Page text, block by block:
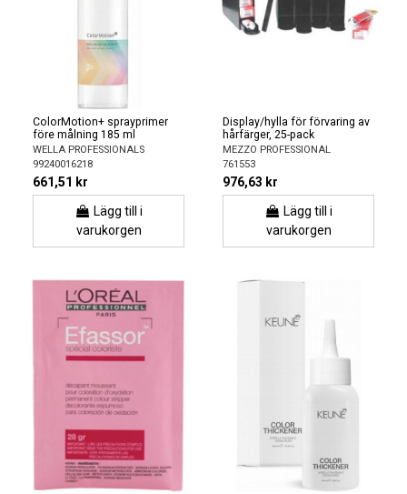
ColorMotion+ sprayprimer
före målning 185 ml
WELLA PROFESSIONALS
99240016218
661,51 kr
Lägg till i
varukorgen
Display/hylla för förvaring av
hårfärger, 25-pack
MEZZO PROFESSIONAL
761553
976,63 kr
Lägg till i
varukorgen